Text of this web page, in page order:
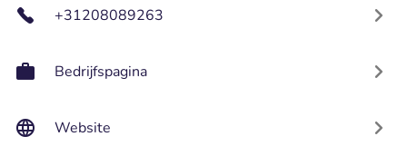
+31208089263
Bedrijfspagina
Website